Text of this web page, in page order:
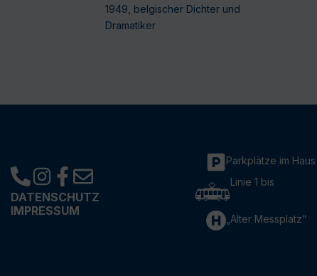
1949, belgischer Dichter und
Dramatiker
DATENSCHUTZ
IMPRESSUM
Parkplätze im Haus
Linie 1 bis
„Alter Messplatz“